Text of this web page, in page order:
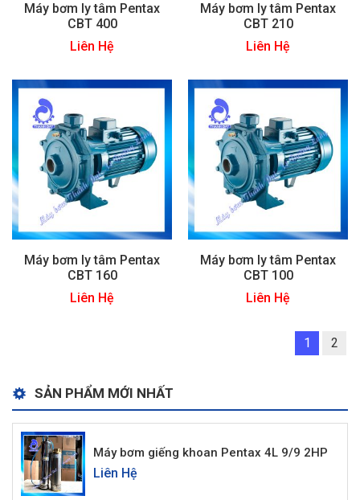
Máy bơm ly tâm Pentax
CBT 400
Liên Hệ
Máy bơm ly tâm Pentax
CBT 210
Liên Hệ
Máy bơm ly tâm Pentax
CBT 160
Liên Hệ
Máy bơm ly tâm Pentax
CBT 100
Liên Hệ
1 2
SẢN PHẨM MỚI NHẤT
Máy bơm giếng khoan Pentax 4L 9/9 2HP
Liên Hệ